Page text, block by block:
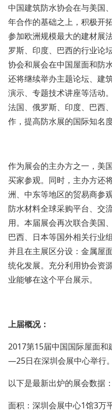
中国建筑防水协会在与美国
年合作的基础之上，积极开
参加欧洲规模最大的建材展
罗斯、印度、巴西的行业论
协会和展会在中国屋面和防
还将继续举办主题论坛、建
演示、专题技术讲座等活动
法国、俄罗斯、印度、巴西
作，提高防水展的国际知名
作为展会的主办方之一，美
买家参观。同时，主办方还
洲、中东等地区的贸易商参
防水材料全球采购平台、交
用。本届展会再次联合美国
巴西、日本等国外相关行业
并且在主展区分设：金属屋
统化发展。充分利用协会资
业能够在这个平台展示。
上届概况：
2017第15届中国国际屋面
—25日在深圳会展中心举行。
以下是最新出炉的展会数据：
面积：深圳会展中心1馆3万